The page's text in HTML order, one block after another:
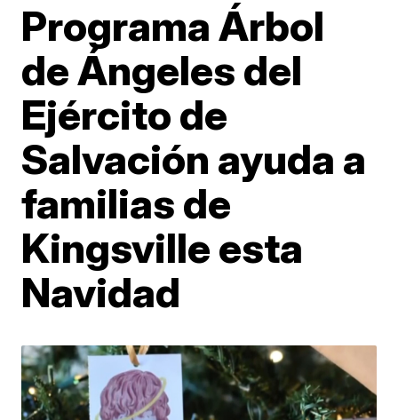
Programa Árbol
de Ángeles del
Ejército de
Salvación ayuda a
familias de
Kingsville esta
Navidad